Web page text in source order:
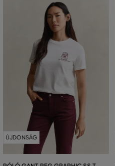
ÚJDONSÁG